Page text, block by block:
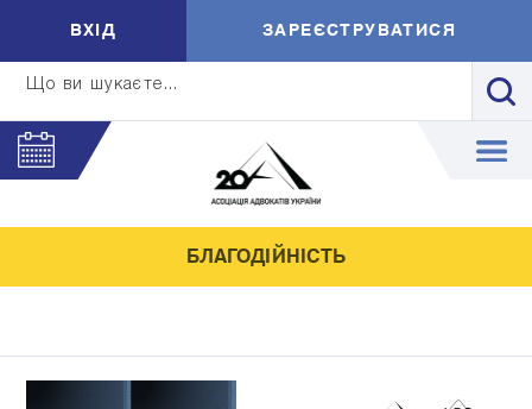
Що ви шукаєте...
ВXIД ЗАРЕЄСТРУВАТИСЯ
БЛАГОДІЙНІСТЬ